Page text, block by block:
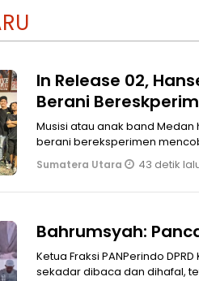
In Release 02,
Berani
Musisi atau anak band
berani bereksperimen
Sumatera Utara 43 detik
Bahrumsyah:
Ketua Fraksi PANPerindo
sekadar dibaca dan dihafal,